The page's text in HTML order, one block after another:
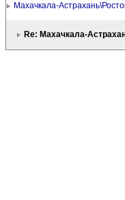
Махачкала-
Re: Махачкала-